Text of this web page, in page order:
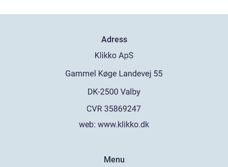
Adress
web: www.klikko.dk
Menu